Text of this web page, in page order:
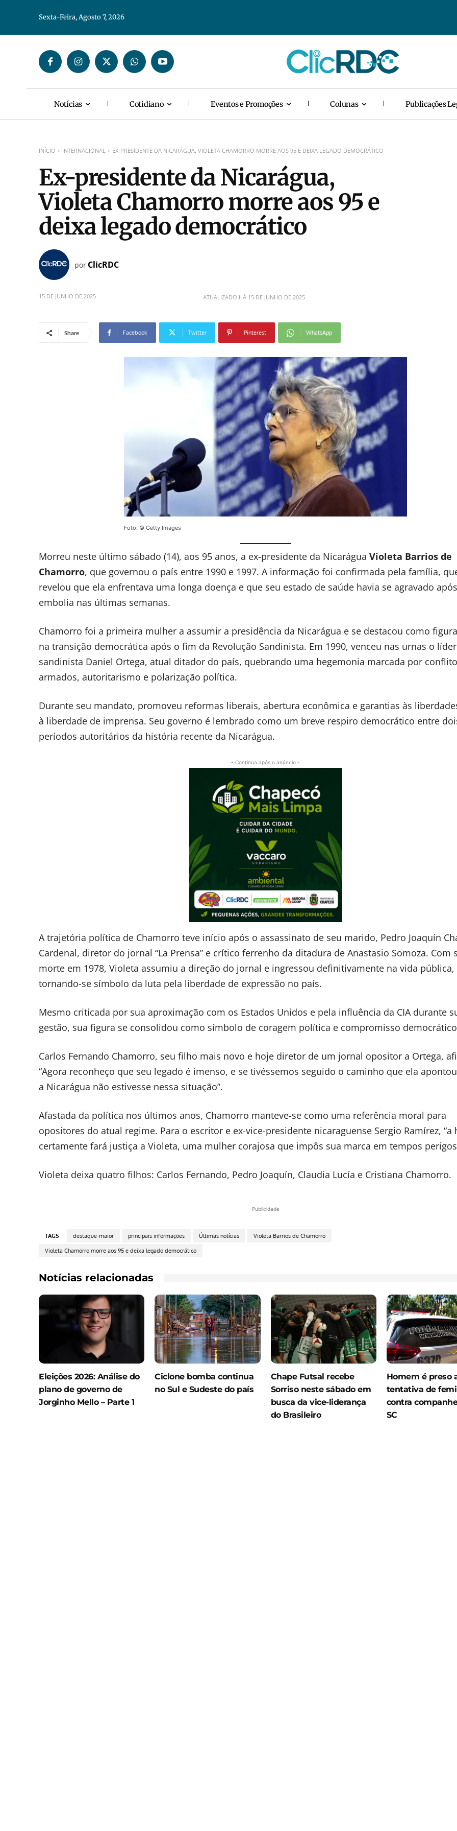
Sexta-Feira, Agosto 7, 2026
Notícias Cotidiano Eventos e Promoções Colunas Publicações
INÍCIO INTERNACIONAL EX-PRESIDENTE DA NICARÁGUA, VIOLETA CHAMORRO MORRE AOS 95 E DEIXA LEGADO DEMOCRÁTICO
Ex-presidente da Nicarágua,
Violeta Chamorro morre aos 95 e
deixa legado democrático
por ClicRDC
15 DE JUNHO DE 2025 ATUALIZADO HÁ 15 DE JUNHO DE 2025
Share Facebook Twitter Pinterest WhatsApp
Foto: © Getty Images
Morreu neste último sábado (14), aos 95 anos, a ex-presidente da Nicarágua Violeta Barrios de
Chamorro, que governou o país entre 1990 e 1997. A informação foi confirmada pela família,
revelou que ela enfrentava uma longa doença e que seu estado de saúde havia se agravado
embolia nas últimas semanas.
Chamorro foi a primeira mulher a assumir a presidência da Nicarágua e se destacou como
na transição democrática após o fim da Revolução Sandinista. Em 1990, venceu nas urnas o líder
sandinista Daniel Ortega, atual ditador do país, quebrando uma hegemonia marcada por
armados, autoritarismo e polarização política.
Durante seu mandato, promoveu reformas liberais, abertura econômica e garantias às
à liberdade de imprensa. Seu governo é lembrado como um breve respiro democrático entre
períodos autoritários da história recente da Nicarágua.
- Continua após o anúncio -
A trajetória política de Chamorro teve início após o assassinato de seu marido, Pedro Joaquín
Cardenal, diretor do jornal “La Prensa” e crítico ferrenho da ditadura de Anastasio Somoza. Com
morte em 1978, Violeta assumiu a direção do jornal e ingressou definitivamente na vida pública,
tornando-se símbolo da luta pela liberdade de expressão no país.
Mesmo criticada por sua aproximação com os Estados Unidos e pela influência da CIA durante
gestão, sua figura se consolidou como símbolo de coragem política e compromisso
Carlos Fernando Chamorro, seu filho mais novo e hoje diretor de um jornal opositor a Ortega,
“Agora reconheço que seu legado é imenso, e se tivéssemos seguido o caminho que ela
a Nicarágua não estivesse nessa situação”.
Afastada da política nos últimos anos, Chamorro manteve-se como uma referência moral para
opositores do atual regime. Para o escritor e ex-vice-presidente nicaraguense Sergio Ramírez, “a
certamente fará justiça a Violeta, uma mulher corajosa que impôs sua marca em tempos
Violeta deixa quatro filhos: Carlos Fernando, Pedro Joaquín, Claudia Lucía e Cristiana Chamorro.
Publicidade
TAGS destaque-maior principais informações Últimas notícias Violeta Barrios de Chamorro
Violeta Chamorro morre aos 95 e deixa legado democrático
Notícias relacionadas
Eleições 2026: Análise do
plano de governo de
Jorginho Mello – Parte 1
Ciclone bomba continua
no Sul e Sudeste do país
Chape Futsal recebe
Sorriso neste sábado em
busca da vice-liderança
do Brasileiro
Homem é preso
tentativa de
contra
SC